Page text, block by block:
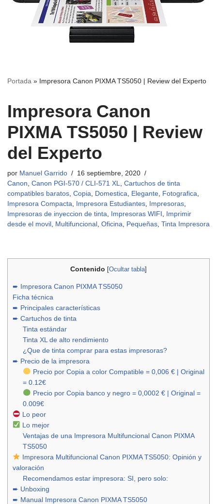
Portada » Impresora Canon PIXMA TS5050 | Review del Experto
Impresora Canon
PIXMA TS5050 | Review
del Experto
por Manuel Garrido
16 septiembre, 2020
Canon Canon PGI-570 / CLI-571 XL
Cartuchos de tinta
compatibles baratos Copia Domestica Elegante Fotografica
Impresora Compacta
Impresora Estudiantes Impresoras
Impresoras de inyeccion de tinta
Impresoras WIFI
Imprimir
desde el movil Multifuncional Oficina Pequeñas Tinta Impresora
Contenido [Ocultar tabla]
➨ Impresora Canon PIXMA TS5050
Ficha técnica
➨ Principales características
➨ Cartuchos de tinta
Tinta estándar
Tinta XL de alto rendimiento
¿Que de tinta comprar para estas impresoras?
➨ Precio de la impresora
Precio por Copia a color Compatible = 0,006 € | Original
= 0.12€
Precio por Copia banco y negro = 0,0002 € | Original =
0.009€
Lo peor
Lo mejor
Ventajas de una Impresora Multifuncional Canon PIXMA
TS5050
Impresora Multifuncional Canon PIXMA TS5050: Opinión y
valoración
Recomendamos estar impresora: SI, pero solo:
➨ Unboxing
➨ Manual Impresora Canon PIXMA TS5050